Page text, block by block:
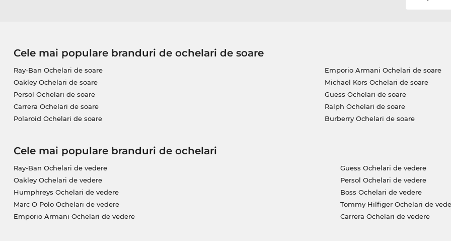
Cele mai populare branduri de ochelari de soare
Ray-Ban Ochelari de soare
Oakley Ochelari de soare
Persol Ochelari de soare
Carrera Ochelari de soare
Polaroid Ochelari de soare
Emporio Armani Ochelari de soare
Michael Kors Ochelari de soare
Guess Ochelari de soare
Ralph Ochelari de soare
Burberry Ochelari de soare
Cele mai populare branduri de ochelari
Ray-Ban Ochelari de vedere
Oakley Ochelari de vedere
Humphreys Ochelari de vedere
Marc O Polo Ochelari de vedere
Emporio Armani Ochelari de vedere
Guess Ochelari de vedere
Persol Ochelari de vedere
Boss Ochelari de vedere
Tommy Hilfiger Ochelari de
Carrera Ochelari de vedere